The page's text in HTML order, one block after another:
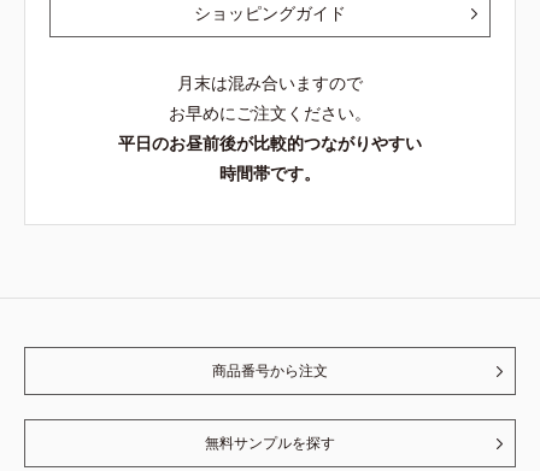
ショッピングガイド
月末は混み合いますので
お早めにご注文ください。
平日のお昼前後が比較的つながりやすい
時間帯です。
商品番号から注文
無料サンプルを探す